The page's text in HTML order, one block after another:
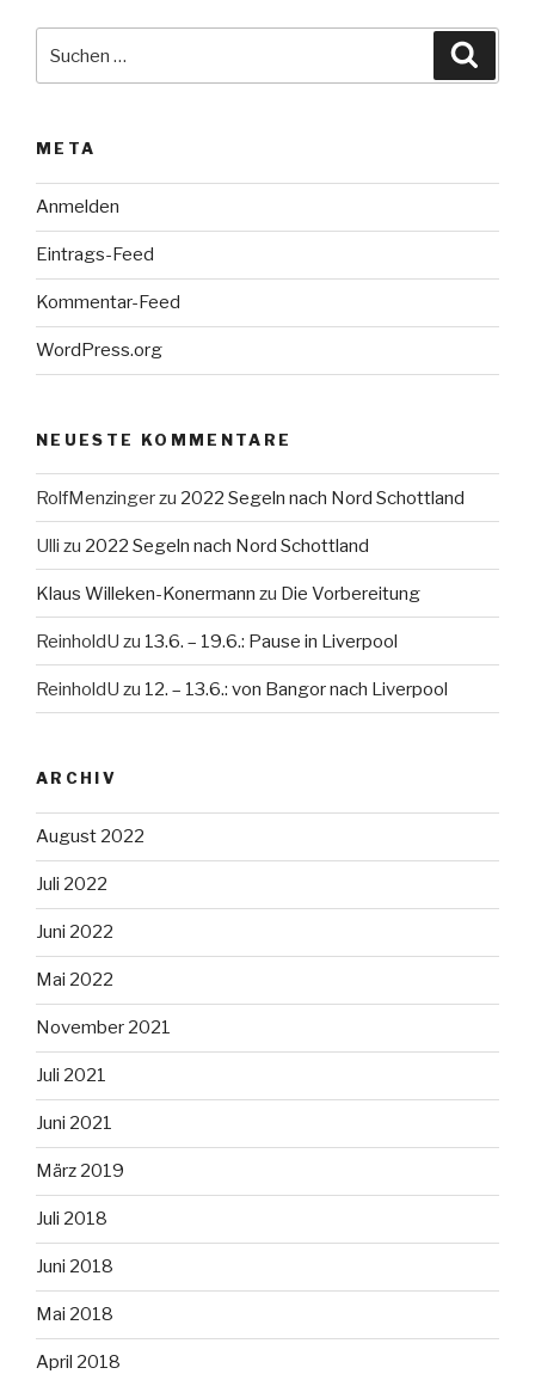
nach:
META
Anmelden
Eintrags-Feed
Kommentar-Feed
WordPress.org
NEUESTE KOMMENTARE
RolfMenzingerzu 2022 Segeln nach Nord Schottland
Ulli zu 2022 Segeln nach Nord Schottland
Klaus Willeken-Konermann zu Die Vorbereitung
ReinholdU zu 13.6. – 19.6.: Pause in Liverpool
ReinholdU zu 12. – 13.6.: von Bangor nach Liverpool
ARCHIV
August 2022
Juli 2022
Juni 2022
Mai 2022
November 2021
Juli 2021
Juni 2021
März 2019
Juli 2018
Juni 2018
Mai 2018
April 2018